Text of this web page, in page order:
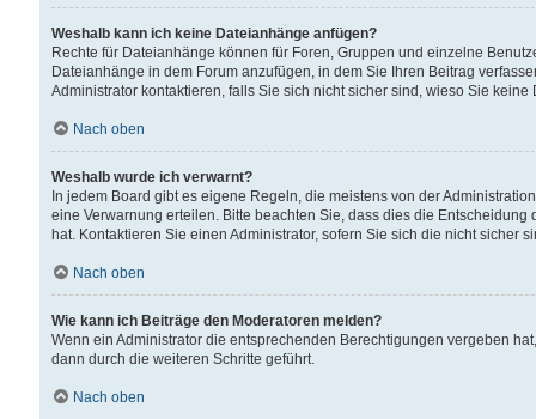
Weshalb kann ich keine Dateianhänge anfügen?
Rechte für Dateianhänge können für Foren, Gruppen und einzelne
Dateianhänge in dem Forum anzufügen, in dem Sie Ihren Beitrag
Administrator kontaktieren, falls Sie sich nicht sicher sind, wieso Sie
Nach oben
Weshalb wurde ich verwarnt?
In jedem Board gibt es eigene Regeln, die meistens von der
eine Verwarnung erteilen. Bitte beachten Sie, dass dies die
hat. Kontaktieren Sie einen Administrator, sofern Sie sich die nicht sicher
Nach oben
Wie kann ich Beiträge den Moderatoren melden?
Wenn ein Administrator die entsprechenden Berechtigungen vergeben
dann durch die weiteren Schritte geführt.
Nach oben